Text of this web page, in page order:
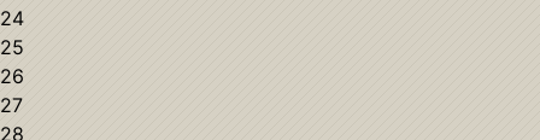
24
25
26
27
28